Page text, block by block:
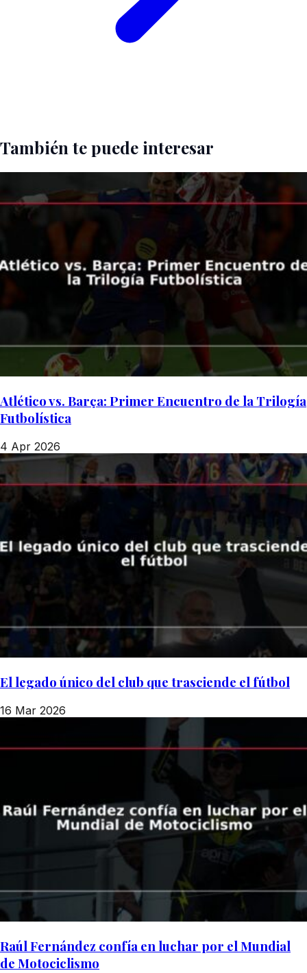
También te puede interesar
Atlético vs. Barça: Primer Encuentro de la Trilogía
Futbolística
4 Apr 2026
El legado único del club que trasciende el fútbol
16 Mar 2026
Raúl Fernández confía en luchar por el Mundial
de Motociclismo